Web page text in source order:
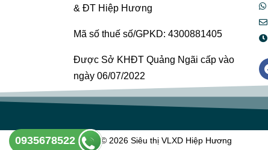
& ĐT Hiệp Hương
Mã số thuế số/GPKD: 4300881405
Được Sở KHĐT Quảng Ngãi cấp vào
ngày 06/07/2022
Copyright © 2026 Siêu thị VLXD Hiệp Hương
0935678522